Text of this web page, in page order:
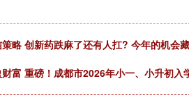
略 创新药跌麻了还有人扛? 今年的机会
财富 重磅！成都市2026年小一、小升初入